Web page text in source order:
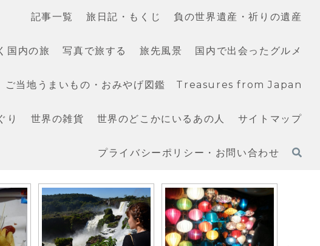
記事一覧 旅日記・もくじ 負の世界遺産・祈りの遺産
国内の旅 写真で旅する 旅先風景 国内で出会ったグルメ
ご当地うまいもの・おみやげ図鑑 Treasures from Japan
り 世界の雑貨 世界のどこかにいるあの人 サイトマップ
プライバシーポリシー・お問い合わせ